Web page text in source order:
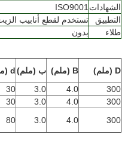
الشهادات ISO9001
التطبيق
تستخدم لقطع أنابيب
طلاء
بدون
D (ملم) B (ملم) ب (ملم)d (ملم)
300
4.0
3.0
30
300
4.0
3.0
30
300
4.0
3.0
80